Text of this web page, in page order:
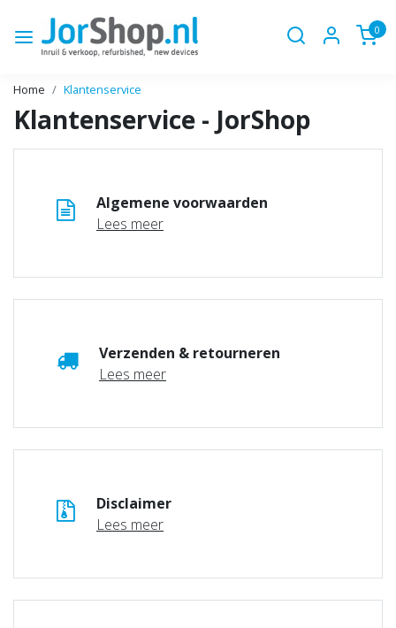
0
Home Klantenservice
Klantenservice - JorShop
Algemene voorwaarden
Lees meer
Verzenden & retourneren
Lees meer
Disclaimer
Lees meer